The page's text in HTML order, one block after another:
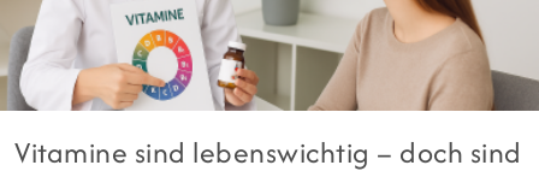
Vitamine sind lebenswichtig – doch sind